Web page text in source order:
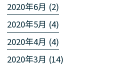
2020年6月 (2)
2020年5月 (4)
2020年4月 (4)
2020年3月 (14)